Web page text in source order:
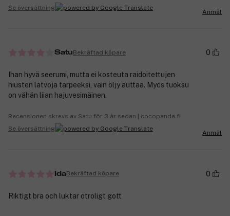
Se översättning
Anmäl
SatuBekräftad köpare 0
Ihan hyvä seerumi, mutta ei kosteuta raidoitettujen
hiusten latvoja tarpeeksi, vain öljy auttaa. Myös tuoksu
on vähän liian hajuvesimäinen.
Recensionen skrevs av Satu för 3 år sedan | cocopanda.fi
Se översättning
Anmäl
IdaBekräftad köpare 0
Riktigt bra och luktar otroligt gott